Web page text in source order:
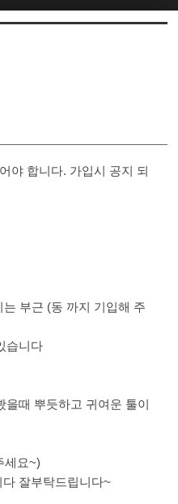
야 합니다. 가입시 공지 되
부근 (동 까지 기입해 주
습니다
을때 뿌듯하고 귀여운 툴이
세요~)
잘부탁드립니다~
북5
치북5